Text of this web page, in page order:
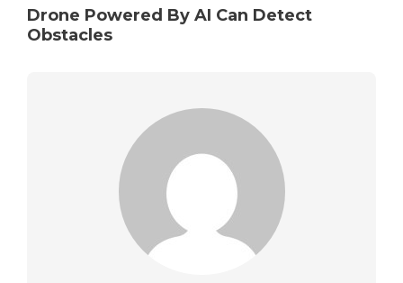
Drone Powered By AI Can Detect
Obstacles